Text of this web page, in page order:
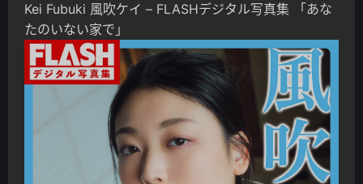
Kei Fubuki 風吹ケイ – FLASHデジタル写真集 「あな
たのいない家で」